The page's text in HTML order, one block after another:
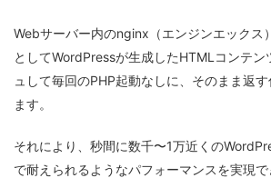
Webサーバー内のnginx（エンジンエックス
としてWordPressが生成したHTMLコンテン
ュして毎回のPHP起動なしに、そのまま返
ます。
それにより、秒間に数千〜1万近くの
で耐えられるようなパフォーマンスを実現で